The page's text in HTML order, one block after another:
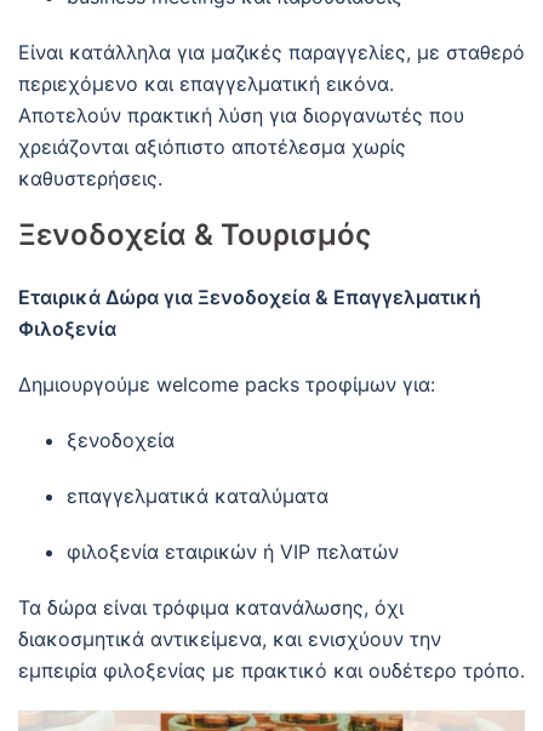
Είναι κατάλληλα για μαζικές παραγγελίες, με σταθερό
περιεχόμενο και επαγγελματική εικόνα.
Αποτελούν πρακτική λύση για διοργανωτές που
χρειάζονται αξιόπιστο αποτέλεσμα χωρίς
καθυστερήσεις.
Ξενοδοχεία & Τουρισμός
Εταιρικά Δώρα για Ξενοδοχεία & Επαγγελματική
Φιλοξενία
Δημιουργούμε welcome packs τροφίμων για:
ξενοδοχεία
επαγγελματικά καταλύματα
φιλοξενία εταιρικών ή VIP πελατών
Τα δώρα είναι τρόφιμα κατανάλωσης, όχι
διακοσμητικά αντικείμενα, και ενισχύουν την
εμπειρία φιλοξενίας με πρακτικό και ουδέτερο τρόπο.